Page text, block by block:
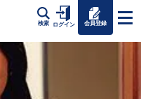
検索 ログイン 会員登録